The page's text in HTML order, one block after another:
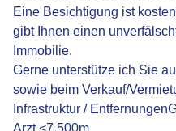
Eine Besichtigung ist
gibt Ihnen einen
Immobilie.
Gerne unterstütze ich Sie
sowie beim Verkauf/
Infrastruktur /
Arzt <7.500m